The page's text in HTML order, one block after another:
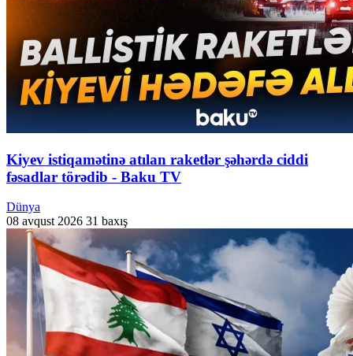
Kiyev istiqamətinə atılan raketlər şəhərdə ciddi
fəsadlar törədib - Baku TV
Dünya
08 avqust 2026 31 baxış